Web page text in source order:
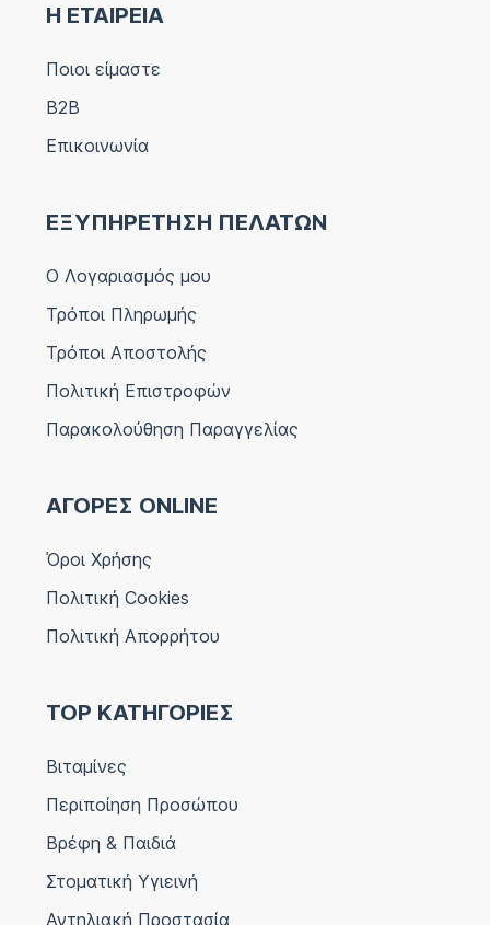
Η ΕΤΑΙΡΕΙΑ
Ποιοι είμαστε
B2B
Επικοινωνία
ΕΞΥΠΗΡΕΤΗΣΗ ΠΕΛΑΤΩΝ
Ο Λογαριασμός μου
Τρόποι Πληρωμής
Τρόποι Αποστολής
Πολιτική Επιστροφών
Παρακολούθηση Παραγγελίας
ΑΓΟΡΕΣ ONLINE
Όροι Χρήσης
Πολιτική Cookies
Πολιτική Απορρήτου
TOP ΚΑΤΗΓΟΡΙΕΣ
Βιταμίνες
Περιποίηση Προσώπου
Βρέφη & Παιδιά
Στοματική Υγιεινή
Αντηλιακή Προστασία